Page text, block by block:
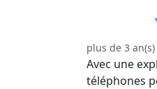
plus de 3 an(s)
Avec une
téléphones